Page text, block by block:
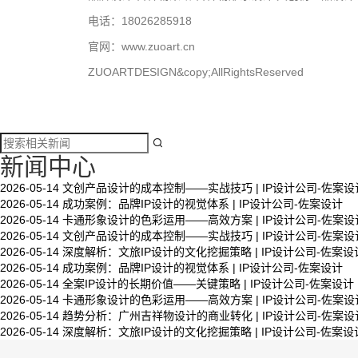
电话：18026285918
官网： www.zuoart.cn
ZUOARTDESIGN&copy;AllRightsReserved

新闻中心
2026-05-14 文创产品设计的成本控制——实战技巧 | IP设计公司-佐案设
2026-05-14 成功案例：品牌IP设计的视觉体系 | IP设计公司-佐案设计
2026-05-14 卡通形象设计的色彩运用——高效方案 | IP设计公司-佐案设
2026-05-14 文创产品设计的成本控制——实战技巧 | IP设计公司-佐案设
2026-05-14 深度解析：文旅IP设计的文化挖掘策略 | IP设计公司-佐案设
2026-05-14 成功案例：品牌IP设计的视觉体系 | IP设计公司-佐案设计
2026-05-14 全案IP设计的长期价值——关键策略 | IP设计公司-佐案设计
2026-05-14 卡通形象设计的色彩运用——高效方案 | IP设计公司-佐案设
2026-05-14 趋势分析：广州吉祥物设计的商业转化 | IP设计公司-佐案设
2026-05-14 深度解析：文旅IP设计的文化挖掘策略 | IP设计公司-佐案设
文创产品设计的成本控制——实战技巧 | IP设计公
司-佐案设计
系统化的方法论是文创产品设计成功的基……